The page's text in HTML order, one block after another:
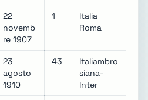
22
novemb
re 1907
1
Italia
Roma
23
agosto
1910
43
Italiambro
siana-
Inter